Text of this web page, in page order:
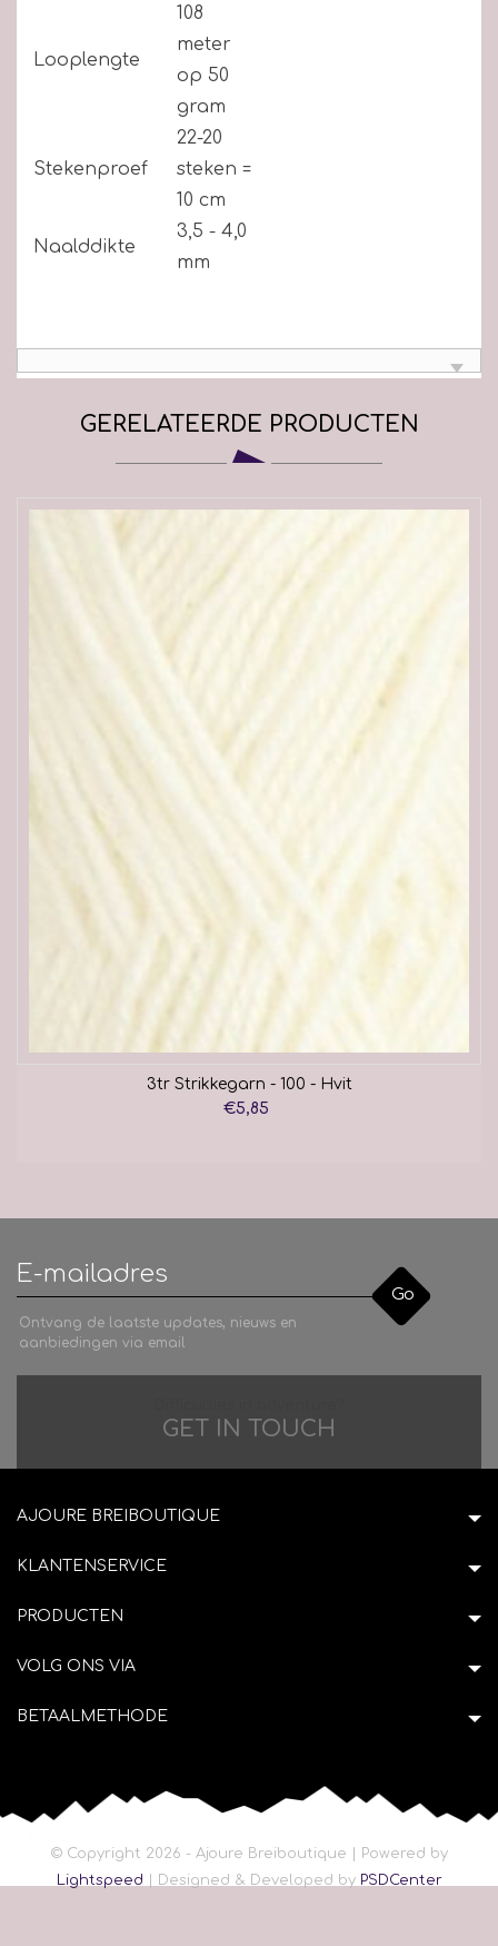
Looplengte
108
meter
op 50
gram
Stekenproef
22-20
steken =
10 cm
Naalddikte
3,5 - 4,0
mm
GERELATEERDE PRODUCTEN
3tr Strikkegarn - 100 - Hvit
€5,85
Go
Ontvang de laatste updates, nieuws en
aanbiedingen via email
GET IN TOUCH
AJOURE BREIBOUTIQUE
KLANTENSERVICE
PRODUCTEN
VOLG ONS VIA
BETAALMETHODE
© Copyright 2026 - Ajoure Breiboutique | Powered by
Lightspeed | Designed & Developed by PSDCenter